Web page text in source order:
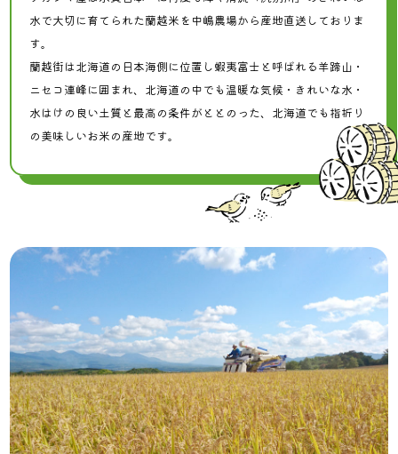
水で大切に育てられた蘭越米を中嶋農場から産地直送しておりま
す。
蘭越街は北海道の日本海側に位置し蝦夷富士と呼ばれる羊蹄山・
ニセコ連峰に囲まれ、北海道の中でも温暖な気候・きれいな水・
水はけの良い土質と最高の条件がととのった、北海道でも指折り
の美味しいお米の産地です。